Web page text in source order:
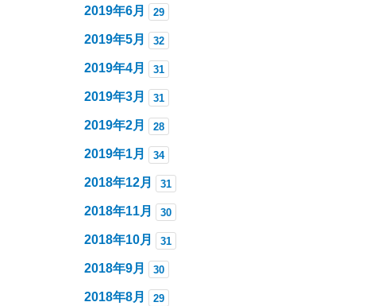
2019年6月 29
2019年5月 32
2019年4月 31
2019年3月 31
2019年2月 28
2019年1月 34
2018年12月 31
2018年11月 30
2018年10月 31
2018年9月 30
2018年8月 29